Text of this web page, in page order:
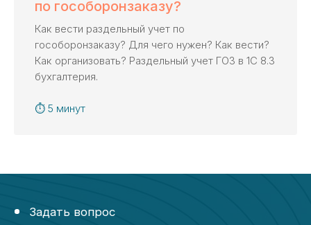
по гособоронзаказу?
Как вести раздельный учет по
гособоронзаказу? Для чего нужен? Как вести?
Как организовать? Раздельный учет ГОЗ в 1С 8.3
бухгалтерия.
⏱ 5 минут
Ольга Осипова
Биография и квалификация ->
Контакты